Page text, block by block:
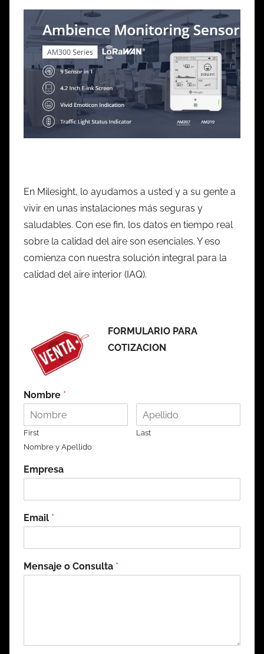
En Milesight, lo ayudamos a usted y a su gente a
vivir en unas instalaciones más seguras y
saludables. Con ese fin, los datos en tiempo real
sobre la calidad del aire son esenciales. Y eso
comienza con nuestra solución integral para la
calidad del aire interior (IAQ).
FORMULARIO PARA
COTIZACION
Nombre *
First
Last
Nombre y Apellido
Empresa
Email *
Mensaje o Consulta *